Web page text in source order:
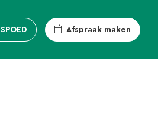
SPOED Afspraak maken